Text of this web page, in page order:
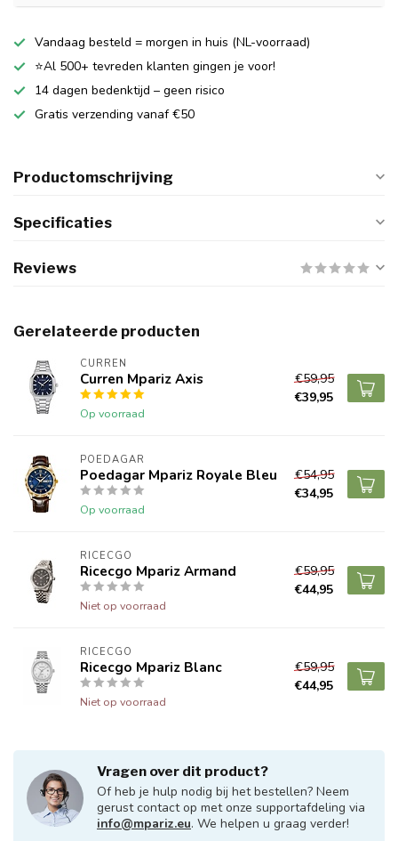
Vandaag besteld = morgen in huis (NL-voorraad)
⭐Al 500+ tevreden klanten gingen je voor!
14 dagen bedenktijd – geen risico
Gratis verzending vanaf €50
Productomschrijving
Specificaties
Reviews
Gerelateerde producten
CURREN
Curren Mpariz Axis
Op voorraad
€59,95
€39,95
POEDAGAR
Poedagar Mpariz Royale Bleu
Op voorraad
€54,95
€34,95
RICECGO
Ricecgo Mpariz Armand
Niet op voorraad
€59,95
€44,95
RICECGO
Ricecgo Mpariz Blanc
Niet op voorraad
€59,95
€44,95
Vragen over dit product?
Of heb je hulp nodig bij het bestellen? Neem
gerust contact op met onze supportafdeling via
info@mpariz.eu. We helpen u graag verder!